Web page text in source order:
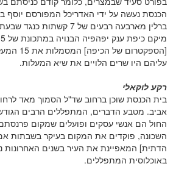
הכנסת נעשה על ידי האדריכל המפורסם יוסף
ברלין מארבעה רבעים של 7
עליהם היו שרים הלויים את שיא המעלות.
רקע לוקאלי
בית הכנסת שוכן ברחוב שד"ל הסמוך מאד
אביב. מטבע הדברים, המתפללים הרבים
החול הם אנשי עסקים ופועלים שמקום
השכונה, פוקדים את המקום בעיקר בשבתות
הדתית] המאפיינת את העיר בשנים האחרונות
באוכלוסית המתפללים.